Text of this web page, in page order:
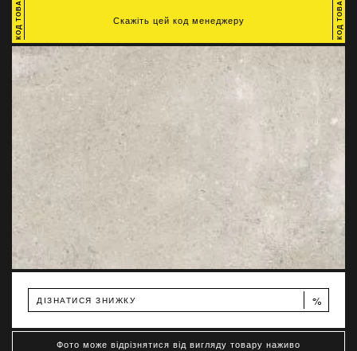
ДІЗНАТИСЯ ЗНИЖКУ %
Фото може відрізнятися від вигляду товару наживо
Скажіть цей код менеджеру